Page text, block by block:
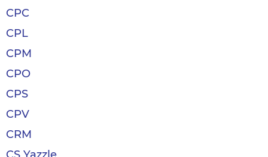
CPC
CPL
CPM
CPO
CPS
CPV
CRM